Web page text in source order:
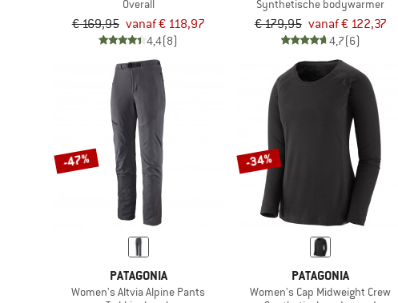
Overall
€ 169,95 vanaf € 118,97
4,4(8)
Synthetische bodywarmer
€ 179,95 vanaf € 122,37
4,7(6)
-47%
PATAGONIA
Women's Altvia Alpine Pants
-34%
PATAGONIA
Women's Cap Midweight Crew